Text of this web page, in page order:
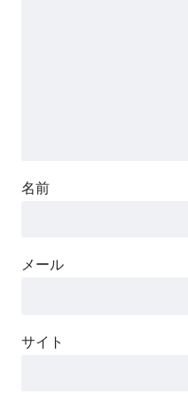
名前
メール
サイト